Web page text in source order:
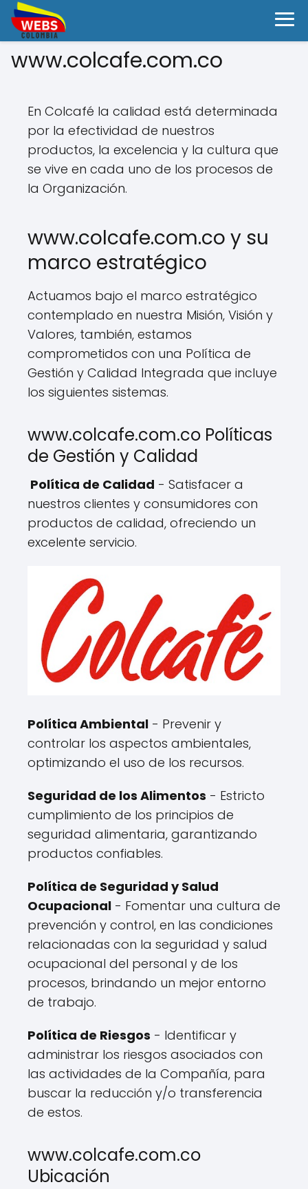
www.colcafe.com.co
En Colcafé la calidad está determinada
por la efectividad de nuestros
productos, la excelencia y la cultura que
se vive en cada uno de los procesos de
la Organización.
www.colcafe.com.co y su
marco estratégico
Actuamos bajo el marco estratégico
contemplado en nuestra Misión, Visión y
Valores, también, estamos
comprometidos con una Política de
Gestión y Calidad Integrada que incluye
los siguientes sistemas.
www.colcafe.com.co Políticas
de Gestión y Calidad
Política de Calidad - Satisfacer a
nuestros clientes y consumidores con
productos de calidad, ofreciendo un
excelente servicio.
Política Ambiental - Prevenir y
controlar los aspectos ambientales,
optimizando el uso de los recursos.
Seguridad de los Alimentos - Estricto
cumplimiento de los principios de
seguridad alimentaria, garantizando
productos confiables.
Política de Seguridad y Salud
Ocupacional - Fomentar una cultura de
prevención y control, en las condiciones
relacionadas con la seguridad y salud
ocupacional del personal y de los
procesos, brindando un mejor entorno
de trabajo.
Política de Riesgos - Identificar y
administrar los riesgos asociados con
las actividades de la Compañía, para
buscar la reducción y/o transferencia
de estos.
www.colcafe.com.co
Ubicación